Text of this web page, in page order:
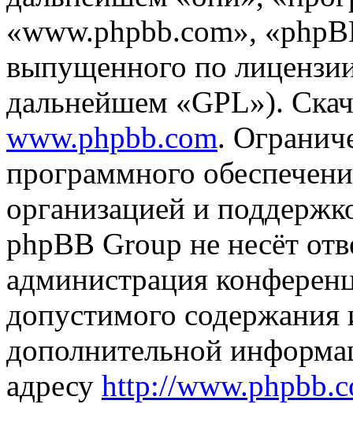
«www.phpbb.com»,
выпущенного по
дальнейшем «GPL»).
www.phpbb.com.
программного
организацией и
phpBB Group не несёт
администрация
допустимого
дополнительной
адресу http://